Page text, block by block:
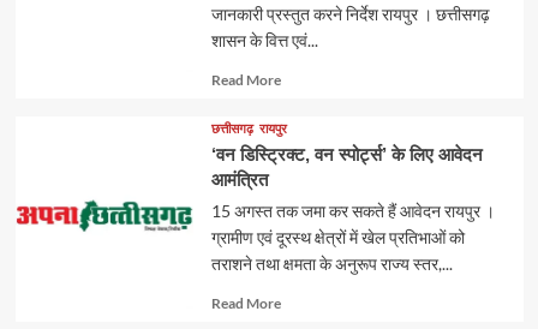
जानकारी प्रस्तुत करने निर्देश रायपुर । छत्तीसगढ़
शासन के वित्त एवं...
Read MoreRead
about
छत्तीसगढ़ रायपुर
‘वन डिस्ट्रिक्ट, वन स्पोर्ट्स’ के लिए आवेदन
आमंत्रित
15 अगस्त तक जमा कर सकते हैं आवेदन रायपुर ।
ग्रामीण एवं दूरस्थ क्षेत्रों में खेल प्रतिभाओं को
तराशने तथा क्षमता के अनुरूप राज्य स्तर,...
Read MoreRead